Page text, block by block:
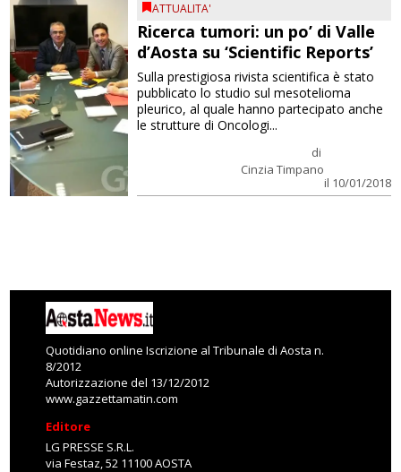
ATTUALITA'
Ricerca tumori: un po’ di Valle
d’Aosta su ‘Scientific Reports’
di
Cinzia Timpano
il 10/01/2018
Sulla prestigiosa rivista scientifica è stato
pubblicato lo studio sul mesotelioma
pleurico, al quale hanno partecipato anche
le strutture di Oncologi...
Quotidiano online Iscrizione al Tribunale di Aosta n.
8/2012
Autorizzazione del 13/12/2012
www.gazzettamatin.com
Editore
LG PRESSE S.R.L.
via Festaz, 52 11100 AOSTA